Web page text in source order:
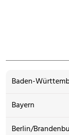
Baden-
Bayern
Berlin/